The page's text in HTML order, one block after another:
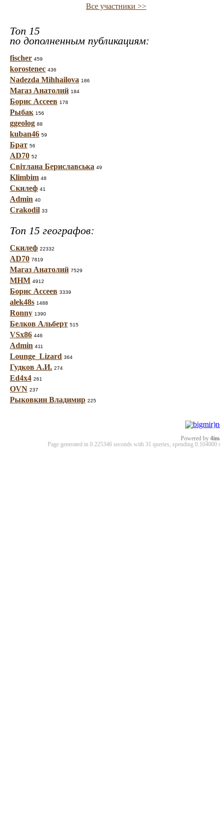
Все участники >>
Топ 15
по дополненным публикациям:
fischer 459
korostenec 436
Nadezda Mihhailova 186
Магаз Анатолий 184
Борис Ассеев 178
Рыбак 156
ggeolog 88
kuban46 59
Брат 56
AD70 52
Світлана Бериславська 49
Klimbim 48
Скилеф 41
Admin 40
Crakodil 33
Топ 15 географов:
Скилеф 22332
AD70 7819
Магаз Анатолий 7529
МНМ 4912
Борис Ассеев 3339
alek48s 1488
Ronny 1390
Белков Альберт 515
VSx86 446
Admin 411
Lounge_Lizard 364
Гудков А.И. 274
Ed4x4 261
OVN 237
Рыковкин Владимир 225
Powered by
Page generated in 0.225346 seconds with 31 queries, spending